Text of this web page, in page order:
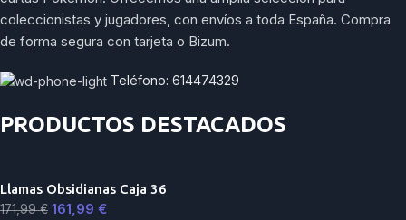
coleccionistas y jugadores, con envíos a toda España. Compra
de forma segura con tarjeta o Bizum.
Teléfono: 614474329
PRODUCTOS DESTACADOS
Llamas Obsidianas Caja 36
171,99€ 161,99 €